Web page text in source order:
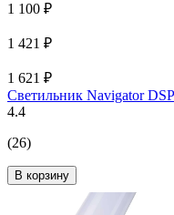
1 100 ₽
1 421 ₽
1 621 ₽
Светильник Navigator
4.4
(26)
В корзину